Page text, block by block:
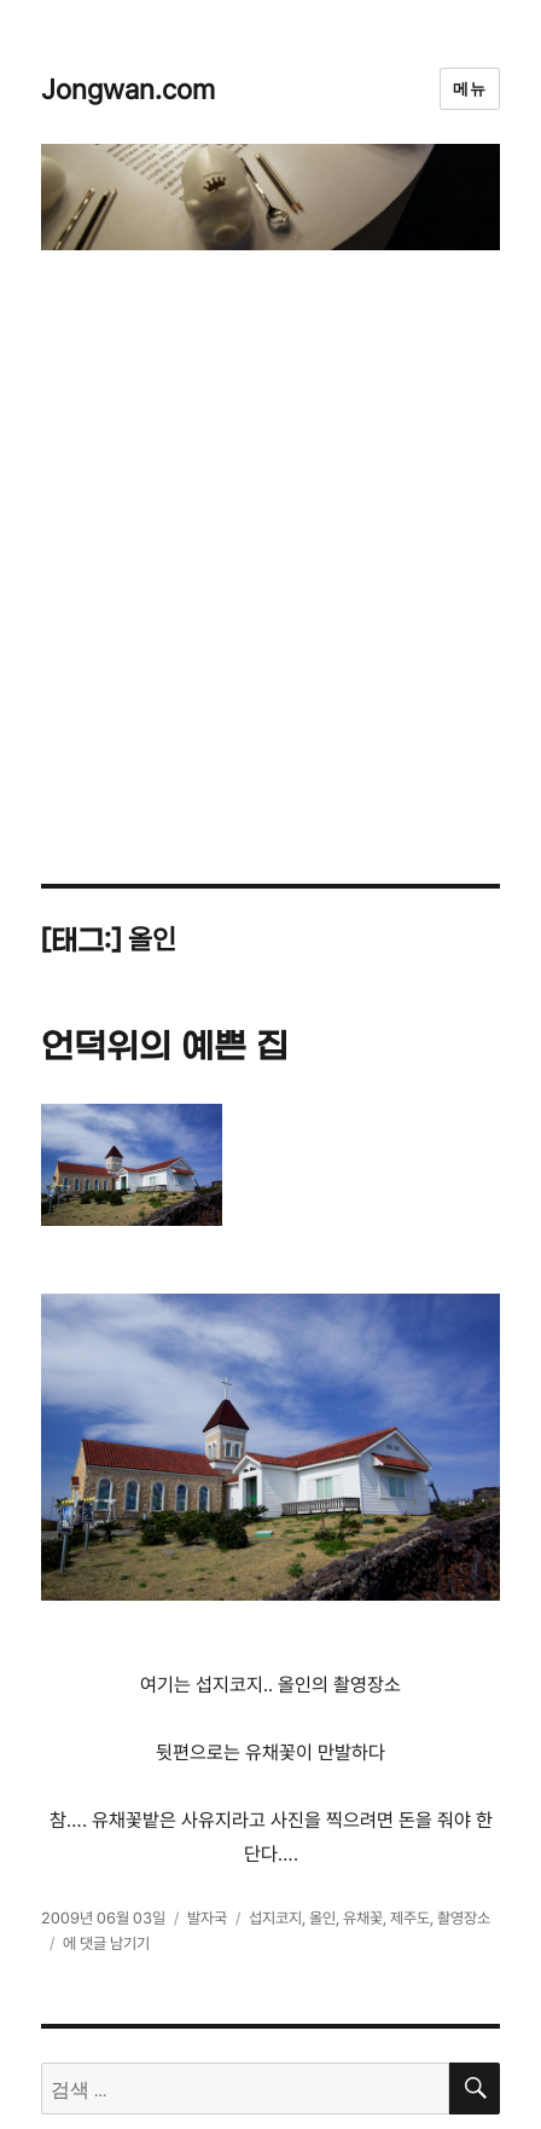
Jongwan.com 메뉴
[태그:]올인
언덕위의 예쁜 집
여기는 섭지코지.. 올인의 촬영장소
뒷편으로는 유채꽃이 만발하다
참…. 유채꽃밭은 사유지라고 사진을 찍으려면 돈을 줘야 한
단다….
작
성
2009년 06월 03일
카
발자국
태
섭지코지 ,올인 ,유채꽃 ,제주도 ,촬영장소
언
쁜
집
에 댓글 남기기
검
색:
검